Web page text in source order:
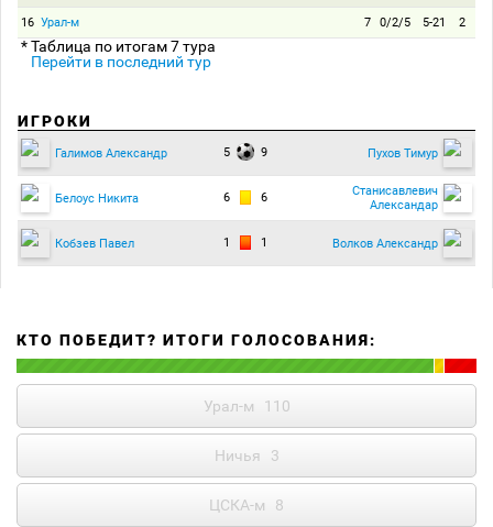
16 Урал-м 7 0/2/5 5-21 2
* Таблица по итогам 7 тура
Перейти в последний тур
ИГРОКИ
Галимов Александр 5 9 Пухов Тимур
Белоус Никита 6 6
Станисавлевич
Александар
Кобзев Павел 1 1 Волков Александр
КТО ПОБЕДИТ? ИТОГИ ГОЛОСОВАНИЯ:
Урал-м 110
Ничья 3
ЦСКА-м 8